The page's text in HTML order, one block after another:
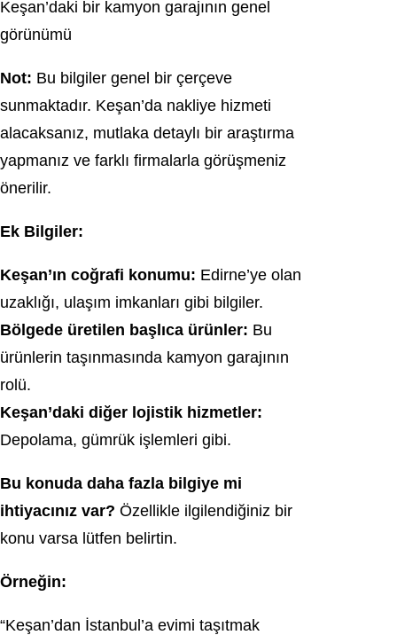
Keşan’daki bir kamyon garajının genel
görünümü
Not: Bu bilgiler genel bir çerçeve
sunmaktadır. Keşan’da nakliye hizmeti
alacaksanız, mutlaka detaylı bir araştırma
yapmanız ve farklı firmalarla görüşmeniz
önerilir.
Ek Bilgiler:
Keşan’ın coğrafi konumu: Edirne’ye olan
uzaklığı, ulaşım imkanları gibi bilgiler.
Bölgede üretilen başlıca ürünler: Bu
ürünlerin taşınmasında kamyon garajının
rolü.
Keşan’daki diğer lojistik hizmetler:
Depolama, gümrük işlemleri gibi.
Bu konuda daha fazla bilgiye mi
ihtiyacınız var? Özellikle ilgilendiğiniz bir
konu varsa lütfen belirtin.
Örneğin:
“Keşan’dan İstanbul’a evimi taşıtmak